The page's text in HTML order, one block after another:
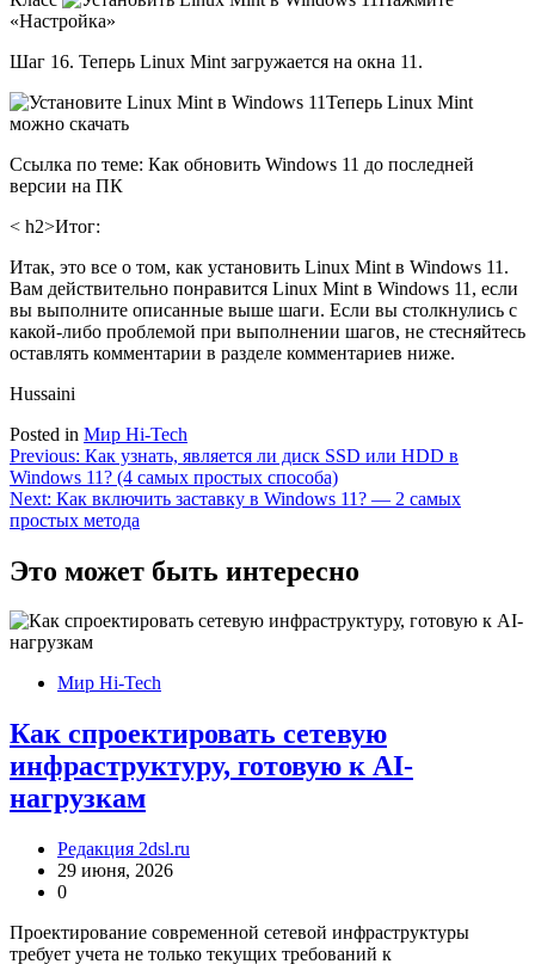
«Настройка»
Шаг 16. Теперь Linux Mint загружается на окна 11.
Теперь Linux Mint
можно скачать
Ссылка по теме: Как обновить Windows 11 до последней
версии на ПК
< h2>Итог:
Итак, это все о том, как установить Linux Mint в Windows 11.
Вам действительно понравится Linux Mint в Windows 11, если
вы выполните описанные выше шаги. Если вы столкнулись с
какой-либо проблемой при выполнении шагов, не стесняйтесь
оставлять комментарии в разделе комментариев ниже.
Hussaini
Posted in Мир Hi-Tech
Навигация
по
записям
Previous: Как узнать, является ли диск SSD или HDD в
Windows 11? (4 самых простых способа)
Next: Как включить заставку в Windows 11? — 2 самых
простых метода
Это может быть интересно
Мир Hi-Tech
Как спроектировать сетевую
инфраструктуру, готовую к AI-
нагрузкам
Редакция 2dsl.ru
29 июня, 2026
0
Проектирование современной сетевой инфраструктуры
требует учета не только текущих требований к